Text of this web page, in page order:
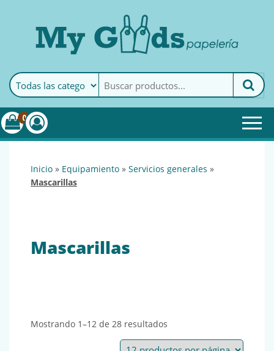
MyGoods · PapeleríaMy Goods es tu papelería
online de confianza. Podrás
encontrar todo lo necesario
0
inicio » equipamiento » servicios generales »
mascarillas
Mascarillas
Mostrando 1–12 de 28 resultados